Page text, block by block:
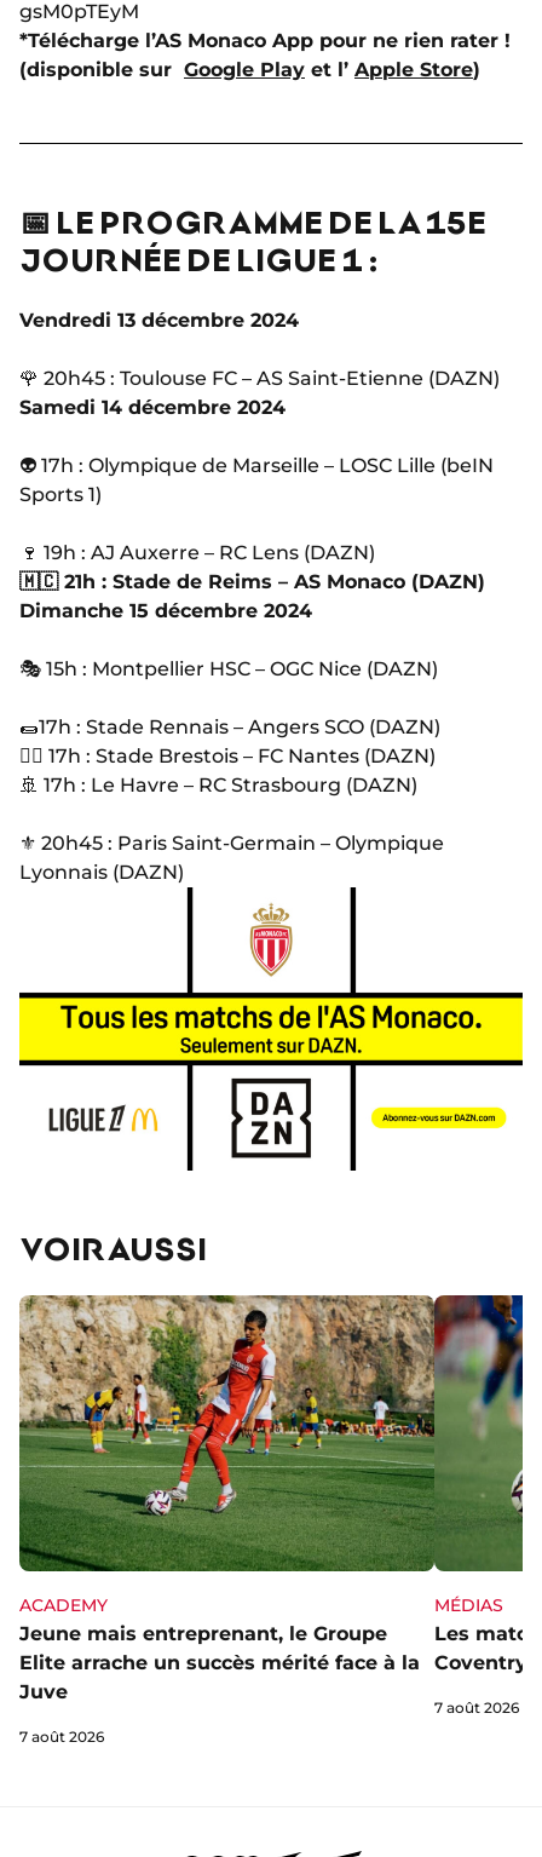
gsM0pTEyM
*Télécharge l’AS Monaco App pour ne rien rater !
(disponible sur Google Play et l’ Apple Store)
📅 LE PROGRAMME DE LA 15E
JOURNÉE DE LIGUE 1 :
Vendredi 13 décembre 2024
🌹 20h45 : Toulouse FC – AS Saint-Etienne (DAZN)
Samedi 14 décembre 2024
👽 17h : Olympique de Marseille – LOSC Lille (beIN
Sports 1)
🍷 19h : AJ Auxerre – RC Lens (DAZN)
🇲🇨 21h : Stade de Reims – AS Monaco (DAZN)
Dimanche 15 décembre 2024
🎭 15h : Montpellier HSC – OGC Nice (DAZN)
🌯17h : Stade Rennais – Angers SCO (DAZN)
🏴‍☠️ 17h : Stade Brestois – FC Nantes (DAZN)
🚢 17h : Le Havre – RC Strasbourg (DAZN)
⚜️ 20h45 : Paris Saint-Germain – Olympique
Lyonnais (DAZN)
VOIR AUSSI
ACADEMY
Jeune mais entreprenant, le Groupe
Elite arrache un succès mérité face à la
Juve
7 août 2026
MÉDIAS
Les
Coventry
7 août 2026